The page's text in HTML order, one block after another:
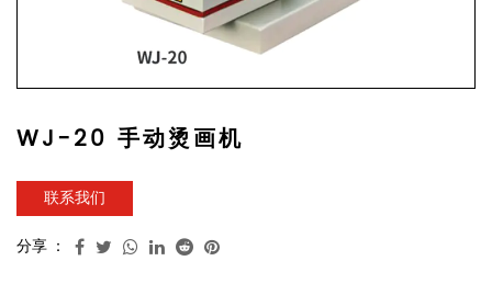
WJ-20 手动烫画机
联系我们
分享 ：